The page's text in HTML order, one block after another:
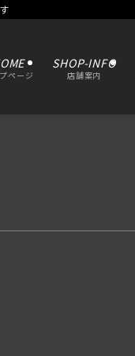
ページ
SHOP-INFO
店舗案内